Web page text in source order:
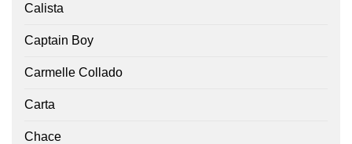
Calista
Captain Boy
Carmelle Collado
Carta
Chace